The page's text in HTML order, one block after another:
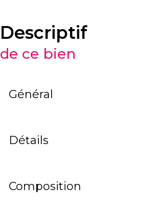
descriptif
de ce bien
Général
Détails
Composition